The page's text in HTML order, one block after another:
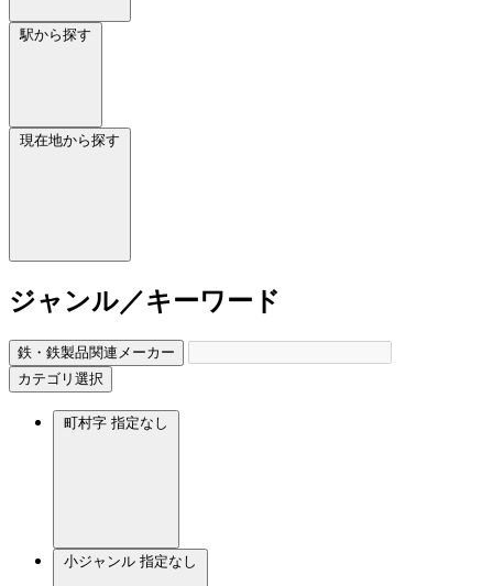
駅から探す
現在地から探す
ジャンル／キーワード
鉄・鉄製品関連メーカー
カテゴリ選択
町村字 指定なし
小ジャンル 指定なし